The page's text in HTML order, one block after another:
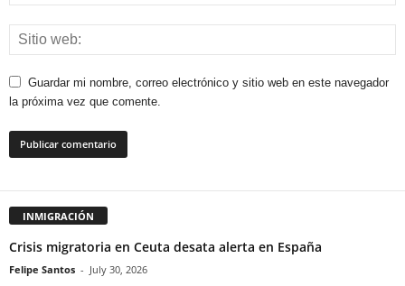
Guardar mi nombre, correo electrónico y sitio web en este navegador
la próxima vez que comente.
INMIGRACIÓN
Crisis migratoria en Ceuta desata alerta en España
Felipe Santos - July 30, 2026